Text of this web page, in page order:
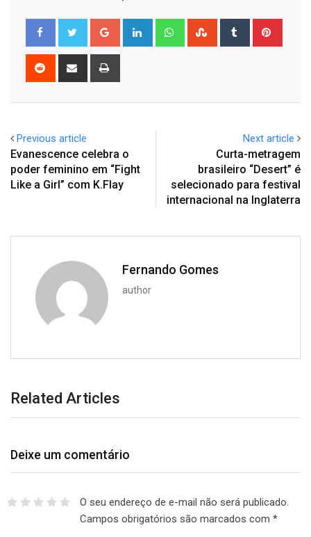
Google+ LinkedIn WhatsappStumbleUpon
Tumblr
Reddit
Share
Previous article
Evanescence celebra o
poder feminino em “Fight
Like a Girl” com K.Flay
Next article
Curta-metragem
brasileiro “Desert” é
selecionado para festival
internacional na Inglaterra
Fernando Gomes
author
Related Articles
Deixe um comentário
O seu endereço de e-mail não será publicado.
Campos obrigatórios são marcados com *